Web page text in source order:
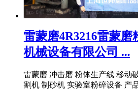
雷蒙磨4R3216雷蒙
机械设备有限公司 ...
雷蒙磨 冲击磨 粉体生产线 移动
割机 制砂机 实验室粉碎设备 产